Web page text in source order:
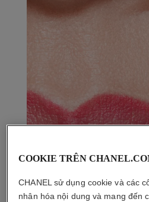
COOKIE TRÊN
CHANEL sử dụng cookie và các
nhân hóa nội dung và mang đến